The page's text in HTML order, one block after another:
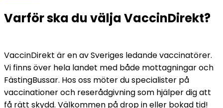
Varför ska du välja VaccinDirekt?
VaccinDirekt är en av Sveriges ledande vaccinatörer.
Vi finns över hela landet med både mottagningar och
FästingBussar. Hos oss möter du specialister på
vaccinationer och reserådgivning som hjälper dig att
få rätt skydd. Välkommen på drop in eller bokad tid!